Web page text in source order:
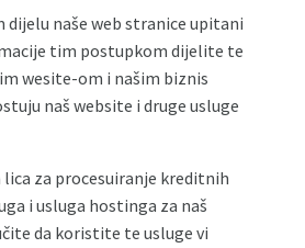
dijelu naše web stranice upitani
tim postupkom dijelite te
wesite-om i našim biznis
naš website i druge usluge
za procesuiranje kreditnih
i usluga hostinga za naš
da koristite te usluge vi